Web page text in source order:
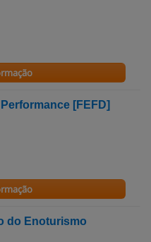
[FEFD]
do Enoturismo